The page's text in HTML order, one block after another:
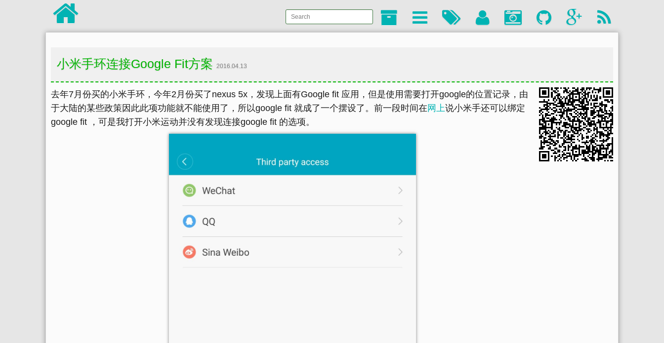
小米手环连接Google Fit方案 2016.04.13
去年7月份买的小米手环，今年2月份买了nexus 5x，发现上面有Google fit 应用，但是使用需要打开google的位置记录，由
于大陆的某些政策因此此项功能就不能使用了，所以google fit 就成了一个摆设了。前一段时间在 网上说小米手还可以绑定
google fit ，可是我打开小米运动并没有发现连接google fit 的选项。